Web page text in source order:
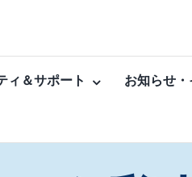
ィ＆サポート お知らせ・